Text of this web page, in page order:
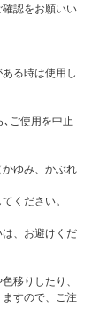
認をお願いい
る時は使用し
､ご使用を中止
かゆみ、かぶれ
ください。
は、お避けくだ
移りしたり、
すので、ご注